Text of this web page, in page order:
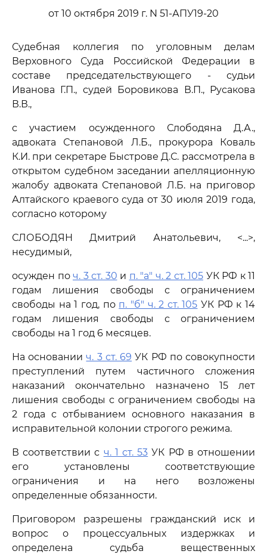
от 10 октября 2019 г. N 51-АПУ19-20
Судебная коллегия по уголовным делам
Верховного Суда Российской Федерации в
составе председательствующего - судьи
Иванова Г.П., судей Боровикова В.П., Русакова
В.В.,
с участием осужденного Слободяна Д.А.,
адвоката Степановой Л.Б., прокурора Коваль
К.И. при секретаре Быстрове Д.С. рассмотрела в
открытом судебном заседании апелляционную
жалобу адвоката Степановой Л.Б. на приговор
Алтайского краевого суда от 30 июля 2019 года,
согласно которому
СЛОБОДЯН Дмитрий Анатольевич, <...>,
несудимый,
осужден по ч. 3 ст. 30 и п. "а" ч. 2 ст. 105 УК РФ к 11
годам лишения свободы с ограничением
свободы на 1 год, по п. "б" ч. 2 ст. 105 УК РФ к 14
годам лишения свободы с ограничением
свободы на 1 год 6 месяцев.
На основаниич. 3 ст. 69 УК РФ по совокупности
преступлений путем частичного сложения
наказаний окончательно назначено 15 лет
лишения свободы с ограничением свободы на
2 года с отбыванием основного наказания в
исправительной колонии строгого режима.
В соответствии с ч. 1 ст. 53 УК РФ в отношении
его установлены соответствующие
ограничения и на него возложены
определенные обязанности.
Приговором разрешены гражданский иск и
вопрос о процессуальных издержках и
определена судьба вещественных